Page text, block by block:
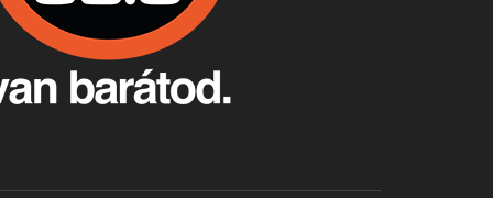
Apr 9, 2026 • 00:37:17